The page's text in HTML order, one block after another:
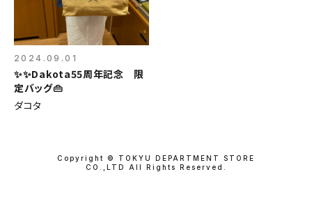
2024.09.01
✨✨Dakota55周年記念 限
定バッグ👜
ダコタ
Copyright © TOKYU DEPARTMENT STORE
CO.,LTD All Rights Reserved.